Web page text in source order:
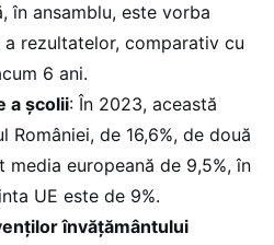
în ansamblu, este vorba
rezultatelor, comparativ cu
6 ani.
a școlii: În 2023, această
României, de 16,6%, de două
media europeană de 9,5%, în
UE este de 9%.
învățământului